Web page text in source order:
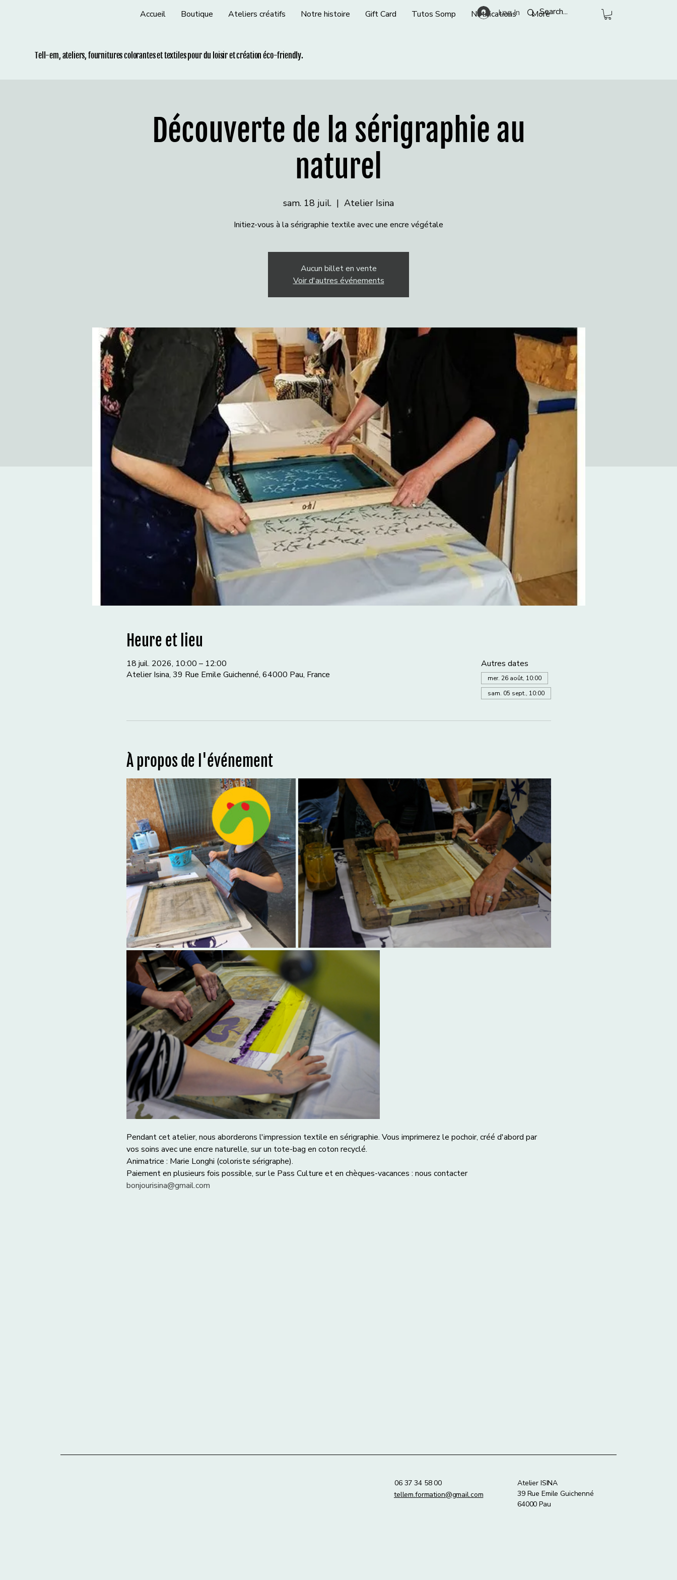
Accueil Boutique Ateliers créatifs Notre histoire Gift Card Tutos Somp Notifications More
Tell-em, ateliers, fournitures colorantes et textiles pour du loisir et création éco-friendly.
Log In
Découverte de la sérigraphie au
naturel
sam. 18 juil.
  |
Atelier Isina
Initiez-vous à la sérigraphie textile avec une encre végétale
Aucun billet en vente
Voir d'autres événements
Heure et lieu
18 juil. 2026, 10:00 – 12:00
Atelier Isina, 39 Rue Emile Guichenné, 64000 Pau, France
Autres dates
mer. 26 août, 10:00
sam. 05 sept., 10:00
À propos de l'événement
Pendant cet atelier, nous aborderons l'impression textile en sérigraphie. Vous imprimerez le pochoir, créé d'abord par
vos soins avec une encre naturelle, sur un tote-bag en coton recyclé.
Animatrice : Marie Longhi (coloriste sérigraphe).
Paiement en plusieurs fois possible, sur le Pass Culture et en chèques-vacances : nous contacter
bonjourisina@gmail.com
06 37 34 58 00
tellem.formation@gmail.com
Atelier ISINA
39 Rue Emile Guichenné
64000 Pau